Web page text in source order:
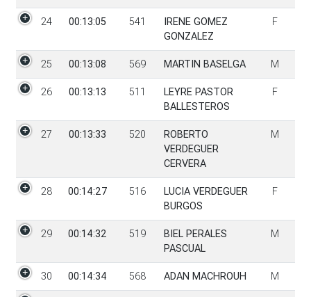
24 00:13:05 541
IRENE GOMEZ
GONZALEZ
F
25 00:13:08 569 MARTIN BASELGA M
26 00:13:13 511
LEYRE PASTOR
BALLESTEROS
F
27 00:13:33 520
ROBERTO
VERDEGUER
CERVERA
M
28 00:14:27 516
LUCIA VERDEGUER
BURGOS
F
29 00:14:32 519
BIEL PERALES
PASCUAL
M
30 00:14:34 568 ADAN MACHROUH M